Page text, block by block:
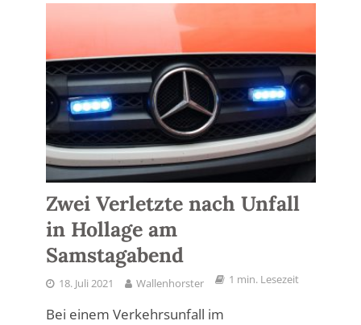
Zwei Verletzte nach Unfall
in Hollage am
Samstagabend
18. Juli 2021 Wallenhorster 1 min. Lesezeit
Bei einem Verkehrsunfall im